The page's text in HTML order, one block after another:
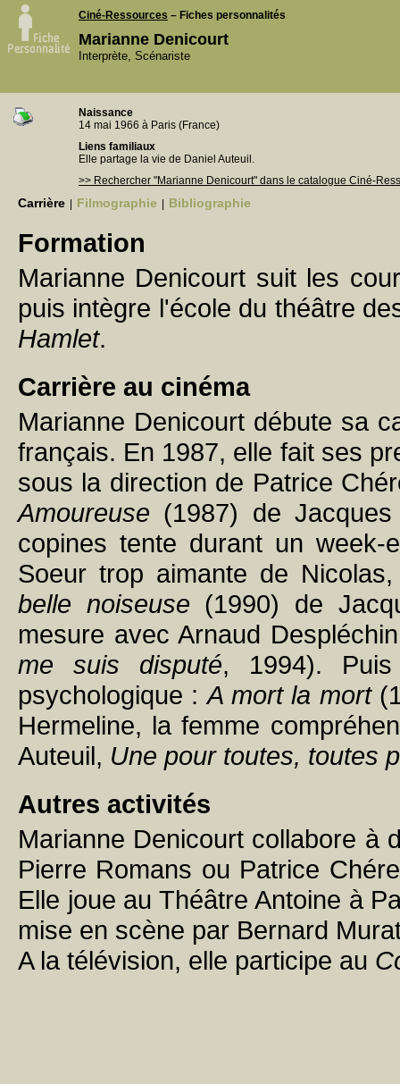
Ciné-Ressources – Fiches personnalités
Marianne Denicourt
Interprète, Scénariste
Naissance
14 mai 1966 à Paris (France)
Liens familiaux
Elle partage la vie de Daniel Auteuil.
>> Rechercher "Marianne Denicourt" dans le catalogue Ciné-
Carrière Filmographie Bibliographie
Formation
Marianne Denicourt suit les
puis intègre l'école du théâtre
Hamlet.
Carrière au cinéma
Marianne Denicourt débute sa
français. En 1987, elle fait ses
sous la direction de Patrice
Amoureuse (1987) de
copines tente durant un
Soeur trop aimante de
belle noiseuse (1990) de
mesure avec Arnaud
me suis disputé, 1994).
psychologique :A mort la mort
Hermeline, la femme
Auteuil, Une pour toutes, toutes
Autres activités
Marianne Denicourt collabore à
Pierre Romans ou Patrice
Elle joue au Théâtre Antoine à
mise en scène par Bernard
A la télévision, elle participe au